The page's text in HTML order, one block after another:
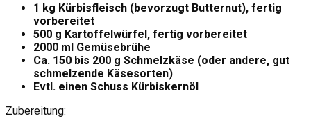
1 kg Kürbisfleisch (bevorzugt Butternut), fertig
vorbereitet
500 g Kartoffelwürfel, fertig vorbereitet
2000 ml Gemüsebrühe
Ca. 150 bis 200 g Schmelzkäse (oder andere, gut
schmelzende Käsesorten)
Evtl. einen Schuss Kürbiskernöl
Zubereitung: